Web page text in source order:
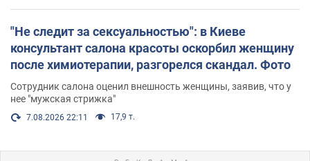
"Не следит за сексуальностью": в Киеве
консультант салона красоты оскорбил женщину
после химиотерапии, разгорелся скандал. Фото
Сотрудник салона оценил внешность женщины, заявив, что у
нее "мужская стрижка"
7.08.2026 22:11 17,9 т.